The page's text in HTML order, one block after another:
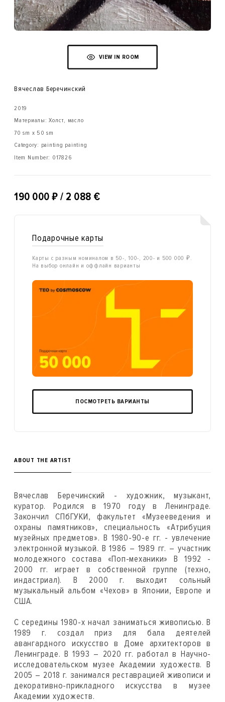
VIEW IN ROOM
Вячеслав Беречинский
2019
Материалы: Холст, масло
70 sm x 50 sm
Category: painting painting
Item Number: 017826
190 000 ₽ / 2 088 €
Подарочные карты
Карты с разным номиналом в 50-, 100-, 200- и 500 000 ₽.
На выбор онлайн и оффлайн варианты
ПОСМОТРЕТЬ ВАРИАНТЫ
ABOUT THE ARTIST
Вячеслав Беречинский - художник, музыкант,
куратор. Родился в 1970 году в Ленинграде.
Закончил СПбГУКИ, факультет «Музееведения и
охраны памятников», специальность «Атрибуция
музейных предметов». В 1980-90-е гг. - увлечение
электронной музыкой. В 1986 – 1989 гг. – участник
молодежного состава «Поп-механики» В 1992 -
2000 гг. играет в собственной группе (техно,
индастриал). В 2000 г. выходит сольный
музыкальный альбом «Чехов» в Японии, Европе и
США.
С середины 1980-х начал заниматься живописью. В
1989 г. создал приз для бала деятелей
авангардного искусство в Доме архитекторов в
Ленинграде. В 1993 – 2020 гг. работал в Научно-
исследовательском музее Академии художеств. В
2005 – 2018 г. занимался реставрацией живописи и
декоративно-прикладного искусства в музее
Академии художеств.